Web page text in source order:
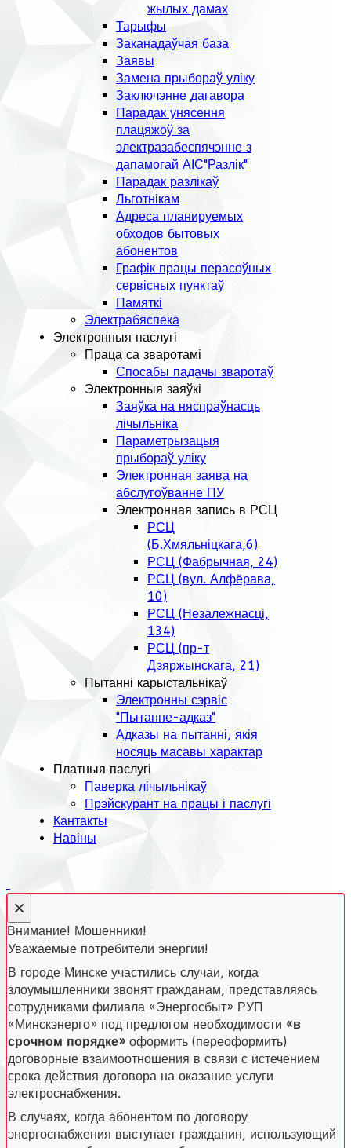
жылых дамах
Тарыфы
Заканадаўчая база
Заявы
Замена прыбораў уліку
Заключэнне дагавора
Парадак унясення
плацяжоў за
электразабеспячэнне з
дапамогай АІС"Разлік"
Парадак разлікаў
Льготнікам
Адреса планируемых
обходов бытовых
абонентов
Графік працы перасоўных
сервісных пунктаў
Памяткі
Электрабяспека
Электронныя паслугі
Праца са зваротамі
Спосабы падачы зваротаў
Электронныя заяўкі
Заяўка на няспраўнасць
лічыльніка
Параметрызацыя
прыбораў уліку
Электронная заява на
абслугоўванне ПУ
Электронная запись в РСЦ
РСЦ
(Б.Хмяльніцкага,6)
РСЦ (Фабрычная, 24)
РСЦ (вул. Алфёрава,
10)
РСЦ (Незалежнасці,
134)
РСЦ (пр-т
Дзяржынскага, 21)
Пытанні карыстальнікаў
Электронны сэрвіс
"Пытанне-адказ"
Адказы на пытанні, якія
носяць масавы характар
Платныя паслугі
Паверка лічыльнікаў
Прэйскурант на працы і паслугі
Кантакты
Навіны
×
Внимание! Мошенники!
Уважаемые потребители энергии!
В городе Минске участились случаи, когда
злоумышленники звонят гражданам, представляясь
сотрудниками филиала «Энергосбыт» РУП
«Минскэнерго» под предлогом необходимости «в
срочном порядке» оформить (переоформить)
договорные взаимоотношения в связи с истечением
срока действия договора на оказание услуги
электроснабжения.
В случаях, когда абонентом по договору
энергоснабжения выступает гражданин, использующий